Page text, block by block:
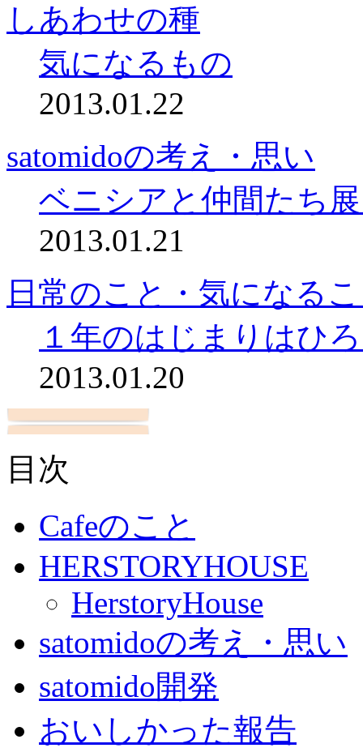
しあわせの種
気になるもの
2013.01.22
satomidoの考え・思い
ベニシアと仲間たち
2013.01.21
日常のこと・気になる
１年のはじまりはひ
2013.01.20
目次
Cafeのこと
HERSTORYHOUSE
HerstoryHouse
satomidoの考え・思い
satomido開発
おいしかった報告